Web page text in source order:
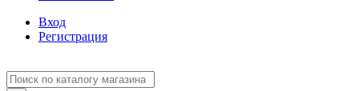
Вход
Регистрация